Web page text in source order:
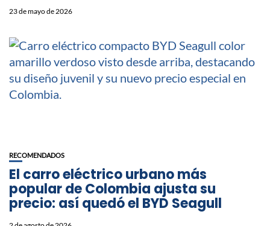
23 de mayo de 2026
RECOMENDADOS
El carro eléctrico urbano más
popular de Colombia ajusta su
precio: así quedó el BYD Seagull